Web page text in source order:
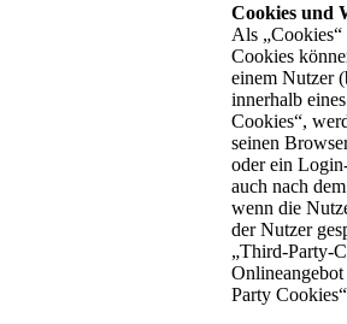
Cookies und
Als
Cookies
einem Nutzer
innerhalb
Cookies“,
seinen
oder ein
auch nach
wenn die
der Nutzer
„Third-Party-
Party